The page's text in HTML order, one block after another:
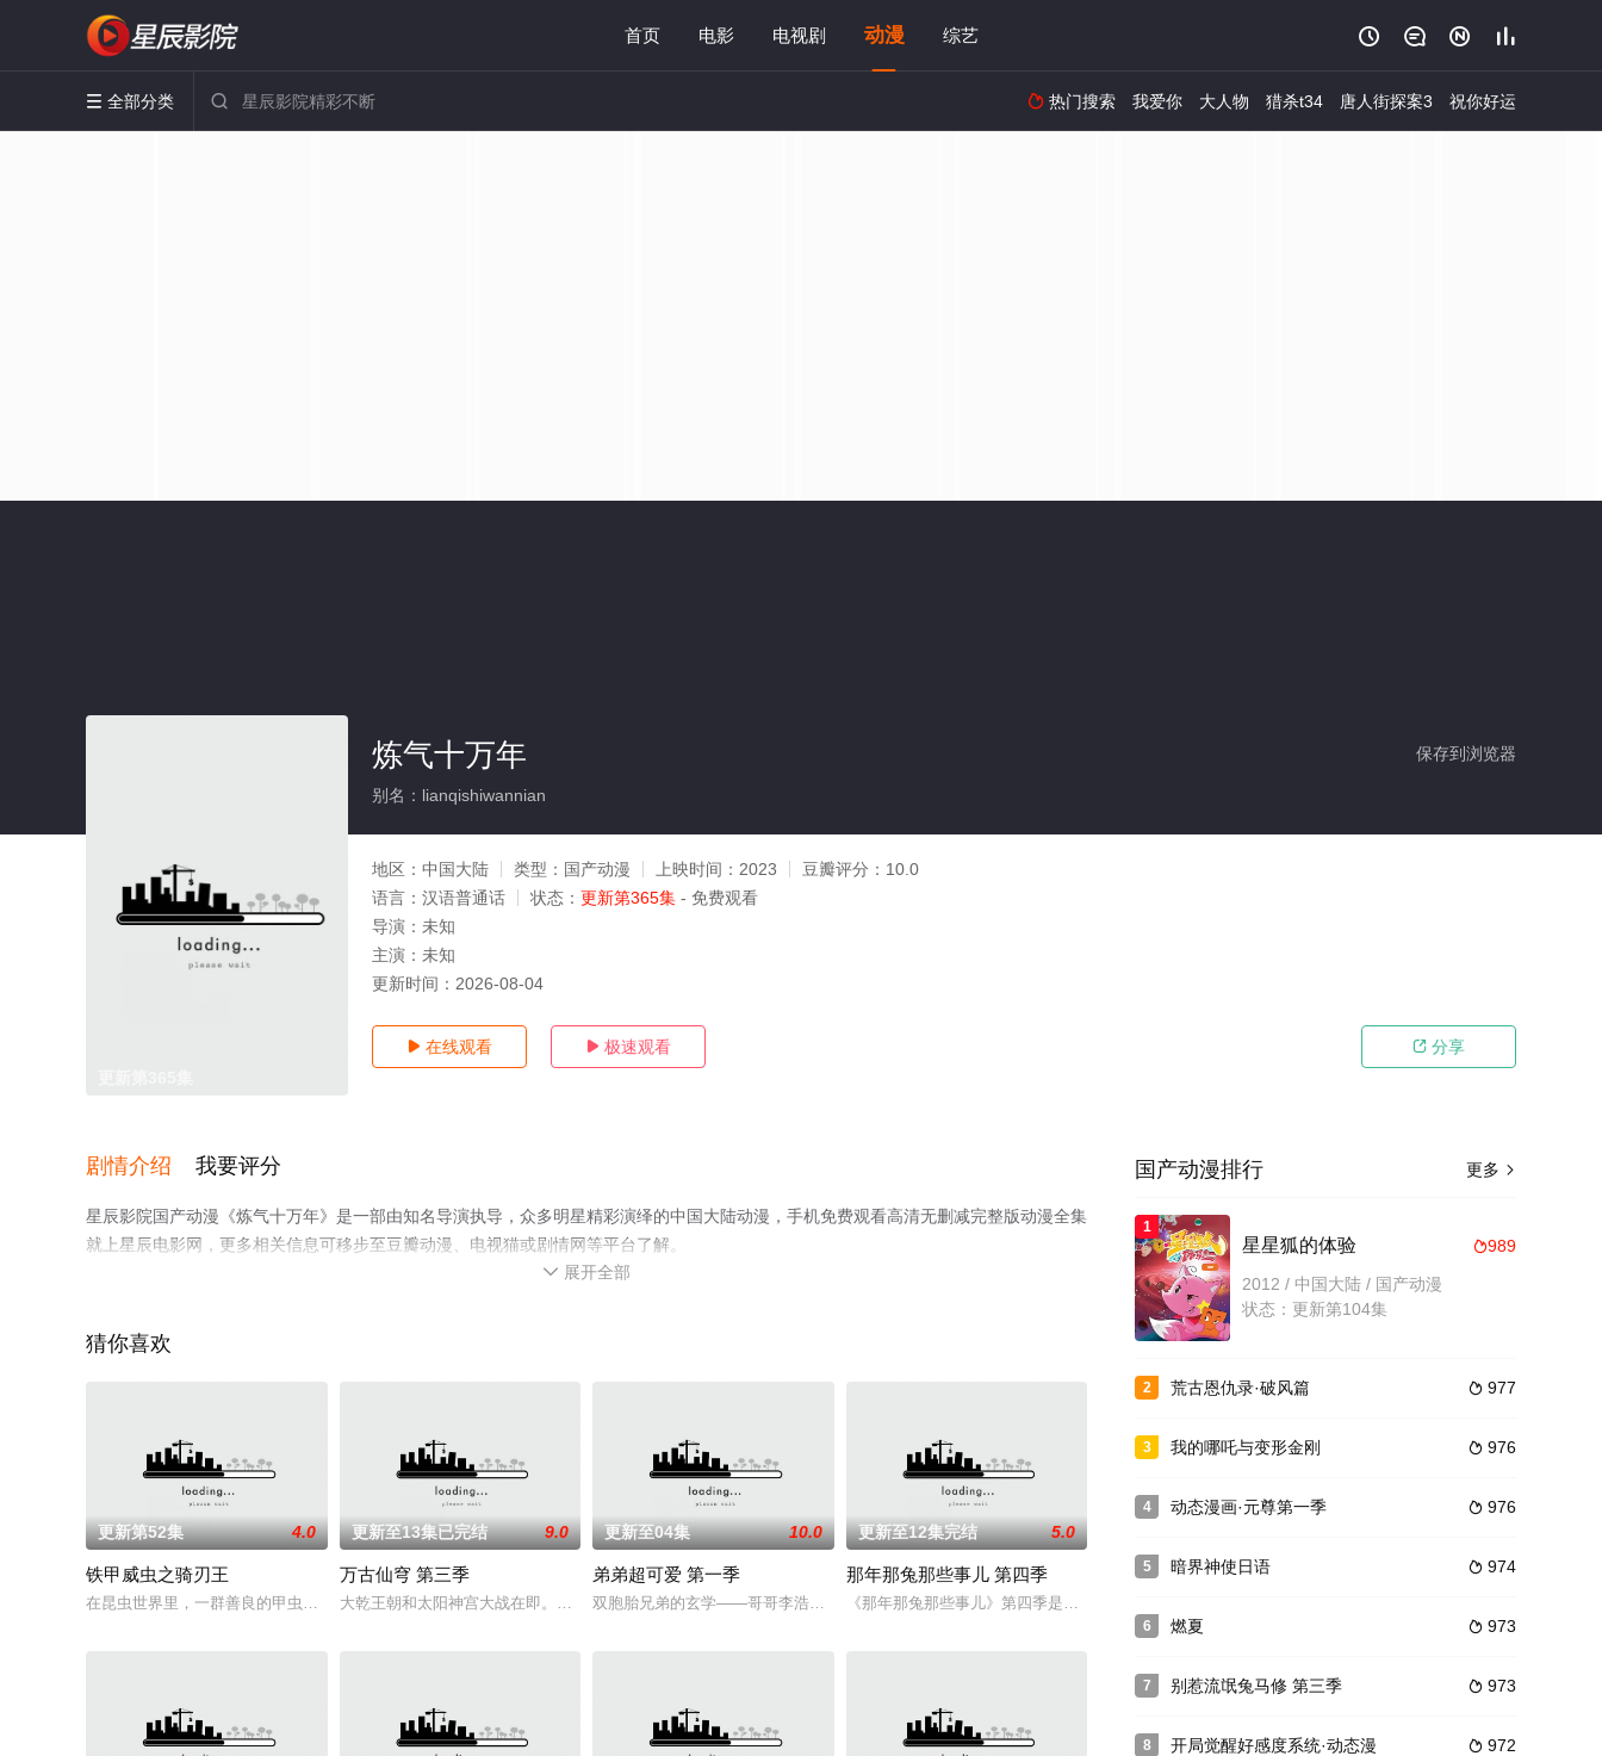
首页 电影 电视剧 动漫 综艺    
 全部分类   热门搜索 我爱你 大人物 猎杀t34 唐人街探案3 祝你好运
保存到浏览器
炼气十万年
别名：lianqishiwannian
地区： 中国大陆 类型： 国产动漫 上映时间： 2023 豆瓣评分： 10.0
语言： 汉语普通话 状态： 更新第365集 - 免费观看
导演： 未知
主演： 未知
更新时间： 2026-08-04
 在线观看  极速观看  分享
剧情介绍 我要评分
星辰影院国产动漫《炼气十万年》是一部由知名导演执导，众多明星精彩演绎的中国大陆动漫，手机免费观看高清无删减完整版动漫全集
就上星辰电影网，更多相关信息可移步至豆瓣动漫、电视猫或剧情网等平台了解。
 展开全部
猜你喜欢
更新第52集 4.0
铁甲威虫之骑刃王
在昆虫世界里，一群善良的甲虫每日辛劳耕作，建设他们的家园。而在甲虫王国那个最偏僻的山茶村中，却隐藏着一个不为人知的秘密。某天，星仔（赤焰七星）驾着垦泥
更新至13集已完结 9.0
万古仙穹 第三季
大乾王朝和太阳神宫大战在即。为了救出被太阳神宫当做女娲魂之碎片带走的小柔，古海决定韬光养晦，积攒人力和财力。此时恰逢大乾王朝神机营统帅李浩然巡查各地，
更新至04集 10.0
弟弟超可爱 第一季
双胞胎兄弟的玄学——哥哥李浩然拥有英雄梦却是废材，弟弟李浩言天生顶尖超能力却只混吃等死。性格能力天差地别的双胞胎兄弟的爆笑日常！
更新至12集完结 5.0
那年那兔那些事儿 第四季
《那年那兔那些事儿》第四季是立足于中央军委指示中“学习运用传统、发扬光大传统”的要求，回顾了从第一
更多 
国产动漫排行
1
989
星星狐的体验
2012 / 中国大陆 / 国产动漫
状态：更新第104集
2  977
荒古恩仇录·破风篇
3  976
我的哪吒与变形金刚
4  976
动态漫画·元尊第一季
5  974
暗界神使日语
6  973
燃夏
7  973
别惹流氓兔马修 第三季
8  972
开局觉醒好感度系统·动态漫